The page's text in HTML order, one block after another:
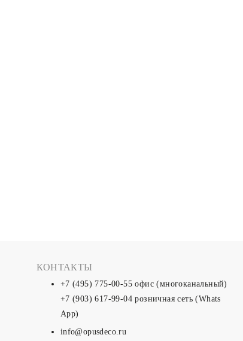
КОНТАКТЫ
+7 (495) 775-00-55 офис (многоканальный)
+7 (903) 617-99-04 розничная сеть (Whats
App)
info@opusdeco.ru